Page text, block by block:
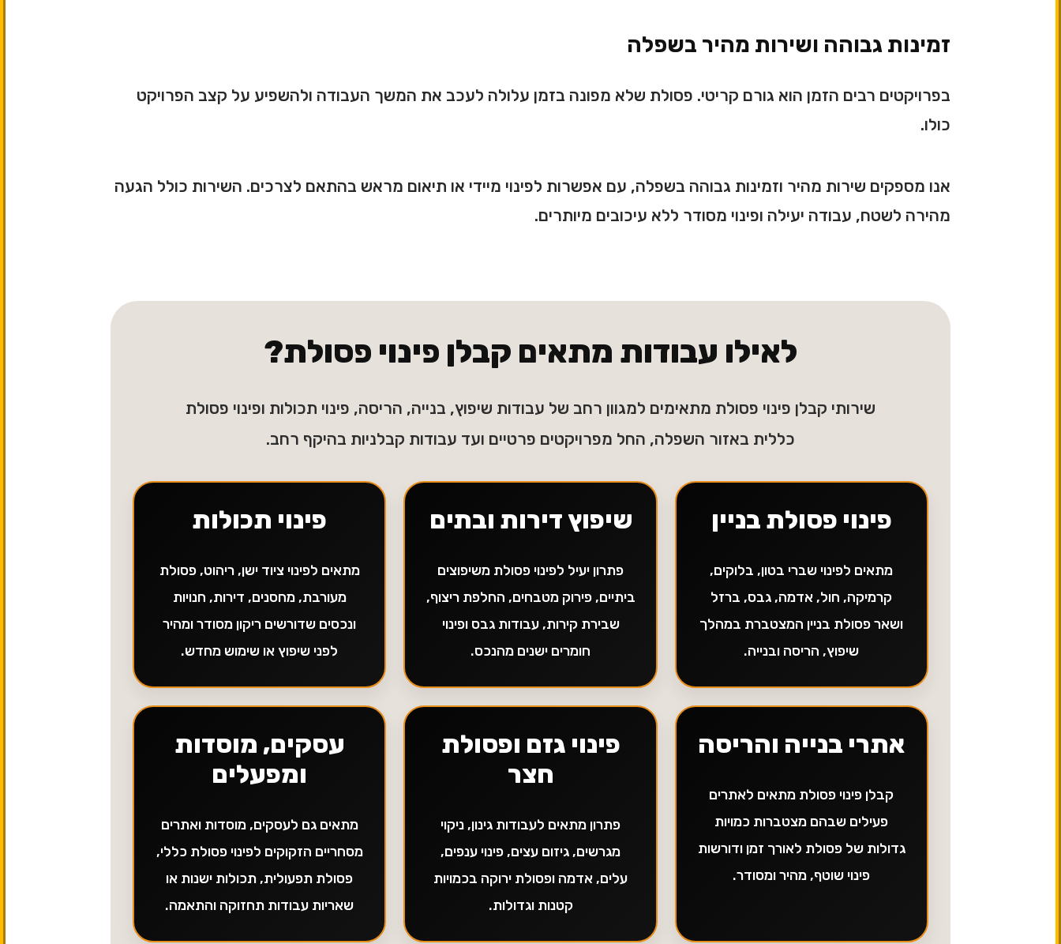
זמינות גבוהה ושירות מהיר בשפלה
בפרויקטים רבים הזמן הוא גורם קריטי. פסולת שלא מפונה בזמן עלולה לעכב את המשך העבודה ולהשפיע על קצב הפרויקט
כולו.
אנו מספקים שירות מהיר וזמינות גבוהה בשפלה, עם אפשרות לפינוי מיידי או תיאום מראש בהתאם לצרכים. השירות כולל הגעה
מהירה לשטח, עבודה יעילה ופינוי מסודר ללא עיכובים מיותרים.
לאילו עבודות מתאים קבלן פינוי פסולת?
שירותי קבלן פינוי פסולת מתאימים למגוון רחב של עבודות שיפוץ, בנייה, הריסה, פינוי תכולות ופינוי פסולת
כללית באזור השפלה, החל מפרויקטים פרטיים ועד עבודות קבלניות בהיקף רחב.
פינוי פסולת בניין
מתאים לפינוי שברי בטון, בלוקים,
קרמיקה, חול, אדמה, גבס, ברזל
ושאר פסולת בניין המצטברת במהלך
שיפוץ, הריסה ובנייה.
שיפוץ דירות ובתים
פתרון יעיל לפינוי פסולת משיפוצים
ביתיים, פירוק מטבחים, החלפת ריצוף,
שבירת קירות, עבודות גבס ופינוי
חומרים ישנים מהנכס.
פינוי תכולות
מתאים לפינוי ציוד ישן, ריהוט, פסולת
מעורבת, מחסנים, דירות, חנויות
ונכסים שדורשים ריקון מסודר ומהיר
לפני שיפוץ או שימוש מחדש.
אתרי בנייה והריסה
קבלן פינוי פסולת מתאים לאתרים
פעילים שבהם מצטברות כמויות
גדולות של פסולת לאורך זמן ודורשות
פינוי שוטף, מהיר ומסודר.
פינוי גזם ופסולת
חצר
פתרון מתאים לעבודות גינון, ניקוי
מגרשים, גיזום עצים, פינוי ענפים,
עלים, אדמה ופסולת ירוקה בכמויות
קטנות וגדולות.
עסקים, מוסדות
ומפעלים
מתאים גם לעסקים, מוסדות ואתרים
מסחריים הזקוקים לפינוי פסולת כללי,
פסולת תפעולית, תכולות ישנות או
שאריות עבודות תחזוקה והתאמה.